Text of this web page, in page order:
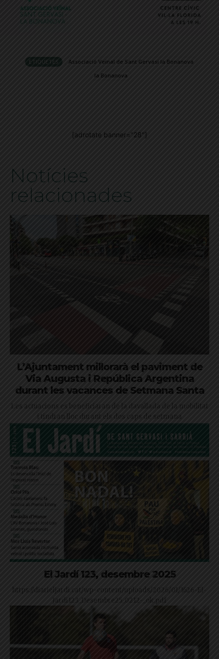
ETIQUETES
Associació Veïnal de Sant Gervasi la Bonanova
la Bonanova
[adrotate banner="28"]
Notícies
relacionades
L’Ajuntament millorarà el paviment de
Via Augusta i República Argentina
durant les vacances de Setmana Santa
Les actuacions es beneficiaran de la davallada de la mobilitat
i tindran lloc durant els dos caps de setmana
El Jardí 123, desembre 2025
https://diarieljardi.cat/wp-content/uploads/2026/01/1626-El-
Jardi123_Desembre25_0212-_ok.pdf